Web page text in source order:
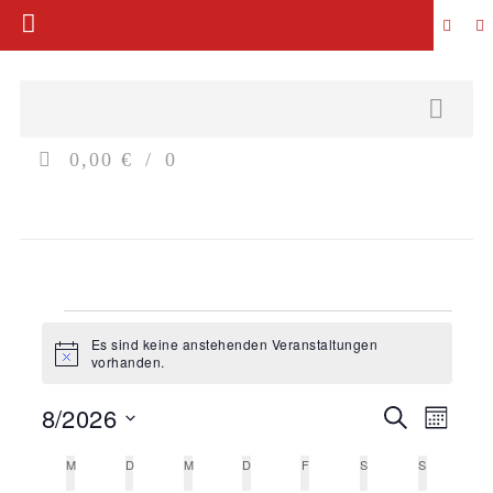
0,00 € 0
Veranstaltungen
Hinweis
Es sind keine anstehenden Veranstaltungen
vorhanden.
Such-
Suche
Monat
8/2026
Kalender
M MONTAG
D DIENSTAG
M MITTWOCH
D DONNERSTAG
F FREITAGS SAMSTAG
S